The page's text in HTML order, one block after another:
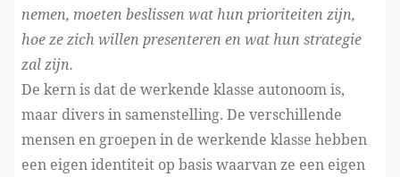
nemen, moeten beslissen wat hun prioriteiten zijn,
hoe ze zich willen presenteren en wat hun strategie
zal zijn.
De kern is dat de werkende klasse autonoom is,
maar divers in samenstelling. De verschillende
mensen en groepen in de werkende klasse hebben
een eigen identiteit op basis waarvan ze een eigen